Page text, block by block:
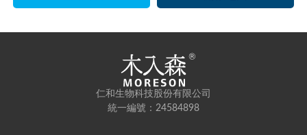
仁和生物科技股份有限公司
統一編號：24584898